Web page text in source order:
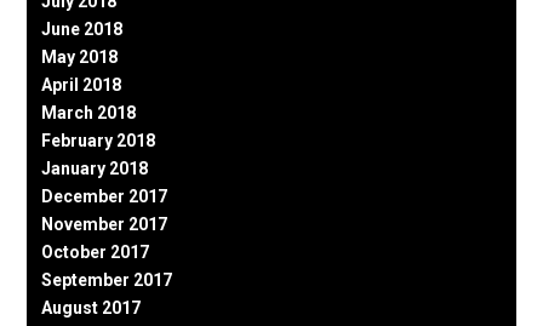
June 2018
May 2018
April 2018
March 2018
February 2018
January 2018
December 2017
November 2017
October 2017
September 2017
August 2017